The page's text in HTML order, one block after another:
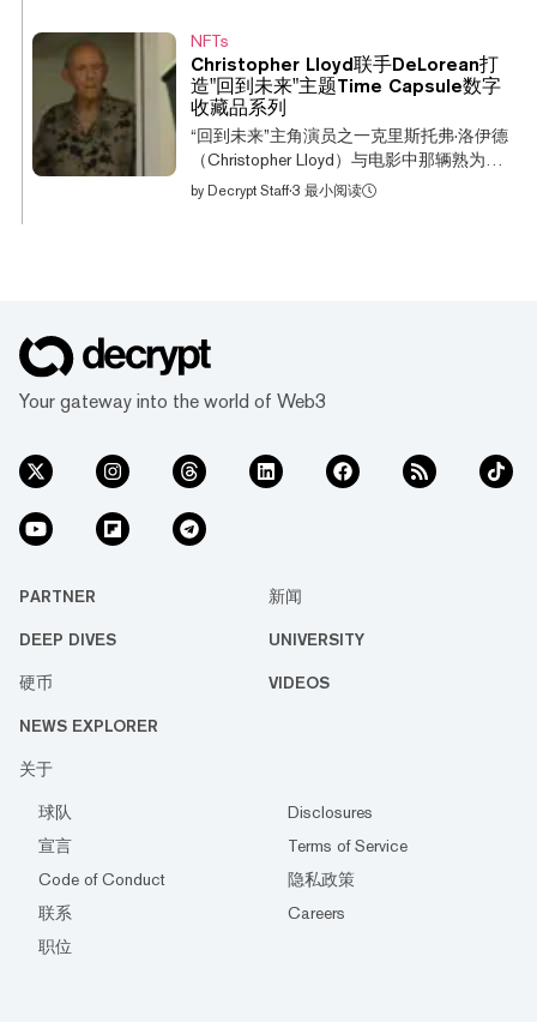
魂》最初于1993年发布，并衍生出了多款格
斗游戏，其中2019年的重制版更是让该系列
在玩家心中焕发了新生。 现在，《侍魂R》
已经将这一系列转变为了移动大型多人在线
角色扮演游戏（MMORPG）。这款基于Sui
区块链的游戏由LumiWave在SNK的授权下开
发，并准备推出适用于即将发布的
SuiPlay0x1的版本。 LumiWave的首席技术官
在“去中心化的环境”中在玩家之间进行交
易。 通过使用Sui第一层区块链，玩家将能
够拥有基于游戏进程动态变化的NFT。游戏
还承诺将让玩家无需关心gas费和钱包创建
NFTs
Christopher Lloyd联手DeLorean打
造"回到未来"主题Time Capsule数字
收藏品系列
“回到未来”主角演员之一克里斯托弗·洛伊德
（Christopher Lloyd）与电影中那辆熟为人
知的标志性汽车的制造商德洛里安
能够创意无限，以其他汽车品牌无法企及的
方式前行。” 这部由电影制片人艾伦·安加
（Allan Ungar）拍摄的时间胶囊宣传片中，
车、一个穿着剧中同样防护服的角色，以及
注 deloreanlabs.com来参与铸造限量88个的
实体Time Capsules, 或者8,800个数字收藏
的奖项，比如一辆全新的DeLorean EV电动
SuiPlay OX1s, DMC服饰系列, Web3游...
by Decrypt Staff·3 最小阅读
Your gateway into the world of Web3
PARTNER 新闻
DEEP DIVES UNIVERSITY
硬币 VIDEOS
NEWS EXPLORER
关于
球队
Disclosures
宣言
Terms of Service
Code of Conduct
隐私政策
联系
Careers
职位